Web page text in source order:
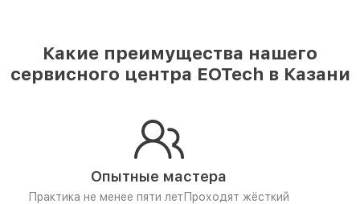
Какие преимущества нашего
сервисного центра EOTech в Казани
Опытные мастера
Практика не менее пяти лет Проходят жёсткий